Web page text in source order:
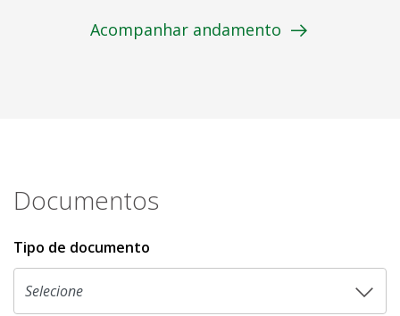
Acompanhar andamento
Documentos
Tipo de documento